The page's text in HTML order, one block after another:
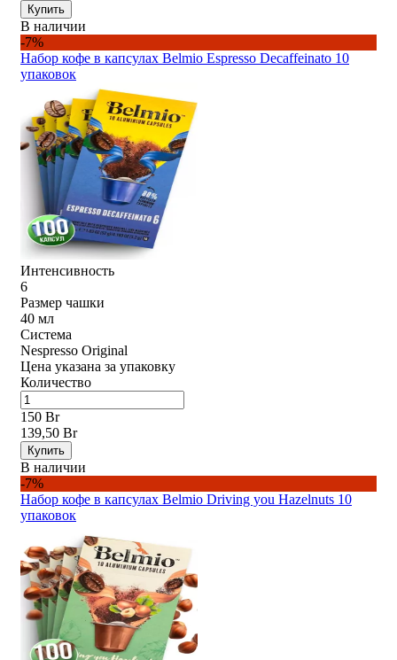
Купить
В наличии
-7%
Набор кофе в капсулах Belmio Espresso Decaffeinato 10
упаковок
Интенсивность
6
Размер чашки
40 мл
Система
Nespresso Original
Цена указана за упаковку
Количество
150 Br
139,50 Br
Купить
В наличии
-7%
Набор кофе в капсулах Belmio Driving you Hazelnuts 10
упаковок